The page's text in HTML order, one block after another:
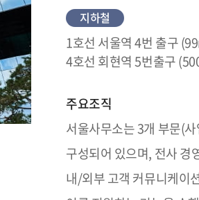
지하철
1호선 서울역 4번 출구
4호선 회현역 5번출구
주요조직
서울사무소는 3개 부문(
구성되어 있으며, 전사 경
내/외부 고객 커뮤니케이